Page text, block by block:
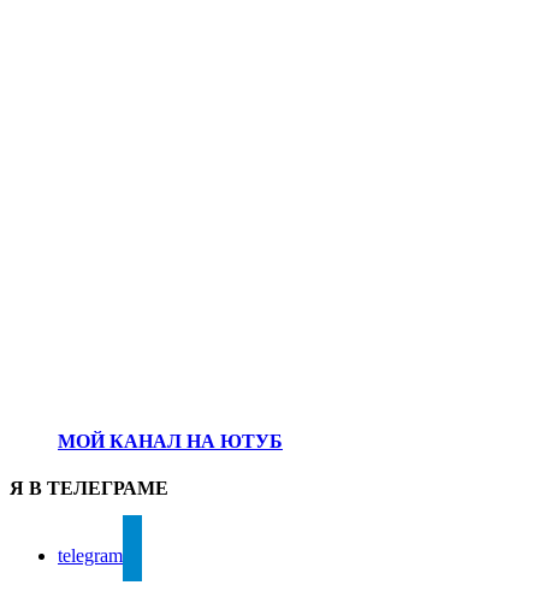
МОЙ КАНАЛ НА ЮТУБ
Я В ТЕЛЕГРАМЕ
telegram